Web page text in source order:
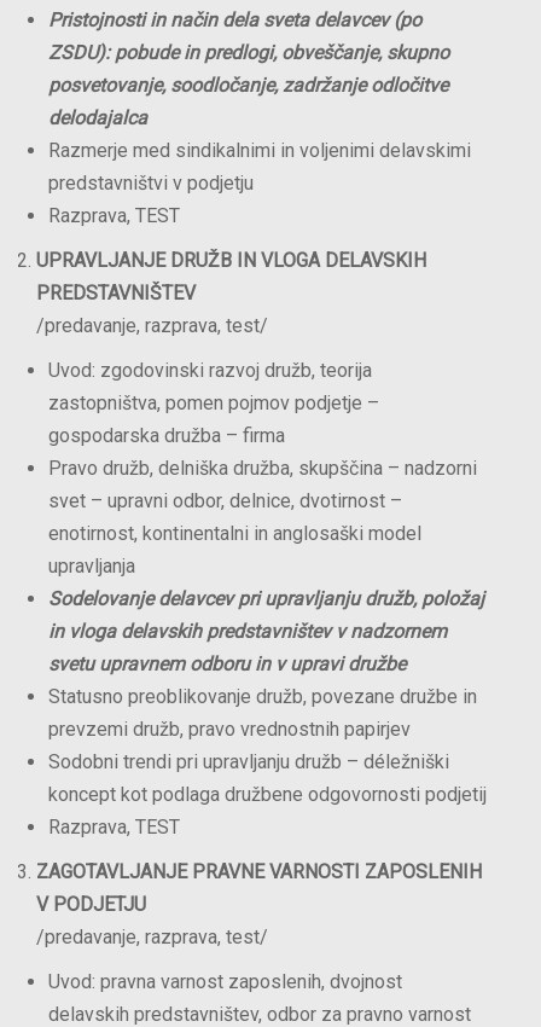
Pristojnostiin način dela sveta delavcev (po
ZSDU): pobude in predlogi, obveščanje, skupno
posvetovanje, soodločanje, zadržanje odločitve
delodajalca
Razmerje med sindikalnimi in voljenimi delavskimi
predstavništvi v podjetju
Razprava, TEST
UPRAVLJANJE DRUŽB IN VLOGA DELAVSKIH
PREDSTAVNIŠTEV
/predavanje, razprava, test/
Uvod: zgodovinski razvoj družb, teorija
zastopništva, pomen pojmov podjetje –
gospodarska družba – firma
Pravo družb, delniška družba, skupščina – nadzorni
svet – upravni odbor, delnice, dvotirnost –
enotirnost, kontinentalni in anglosaški model
upravljanja
Sodelovanje delavcevpri upravljanju družb, položaj
in vloga delavskih predstavništev v nadzornem
svetu upravnem odboru in v upravi družbe
Statusno preoblikovanje družb, povezane družbe in
prevzemi družb, pravo vrednostnih papirjev
Sodobni trendi pri upravljanju družb – déležniški
koncept kot podlaga družbene odgovornosti podjetij
Razprava, TEST
ZAGOTAVLJANJE PRAVNE VARNOSTI ZAPOSLENIH
V PODJETJU
/predavanje, razprava, test/
Uvod: pravna varnost zaposlenih, dvojnost
delavskih predstavništev, odbor za pravno varnost